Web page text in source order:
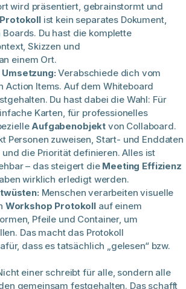
wird präsentiert, gebrainstormt und
ist kein separates Dokument,
Du hast die komplette
Skizzen und
einem Ort.
Verabschiede dich vom
Action Items. Auf dem Whiteboard
Du hast dabei die Wahl: Für
Karten, für professionelles
Aufgabenobjekt von Collaboard.
Personen zuweisen, Start- und Enddaten
die Priorität definieren. Alles ist
– das steigert die Meeting Effizienz
wirklich erledigt werden.
Menschen verarbeiten visuelle
Workshop Protokollauf einem
Pfeile und Container, um
Das macht das Protokoll
dass es tatsächlich „gelesen“ bzw.
einer schreibt für alle, sondern alle
gemeinsam festgehalten. Das schafft